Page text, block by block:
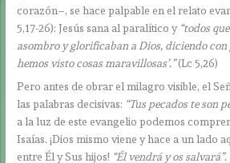
corazón–, se hace palpable en el relato
5,17-26): Jesús sana al paralítico y “todos
asombro y glorificaban a Dios, diciendo con
hemos visto cosas maravillosas’.”(Lc 5,26)
Pero antes de obrar el milagro visible, el
las palabras decisivas: “Tus pecados te son
a la luz de este evangelio podemos
Isaías. ¡Dios mismo viene y hace a un lado
entre Él y Sus hijos! “Él vendrá y os salvará”.